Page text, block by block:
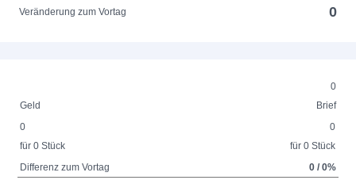
Veränderung zum Vortag 0
0
Geld
Brief
0
für 0 Stück
0
für 0 Stück
Differenz zum Vortag
0 / 0%